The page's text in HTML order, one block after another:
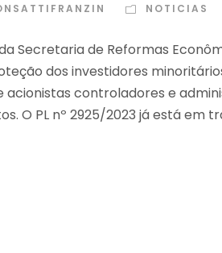
NOTICIAS
Secretaria de Reformas
dos investidores
acionistas controladores e
O PL nº 2925/2023 já está em